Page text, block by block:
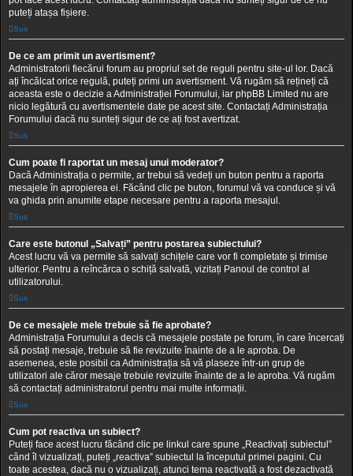
puteți atașa fișiere.
Sus
De ce am primit un avertisment?
Administratorii fiecărui forum au propriul set de reguli pentru site-ul lor. Dacă
ați încălcat orice regulă, puteți primi un avertisment. Vă rugăm să rețineți că
aceasta este o decizie a Administrației Forumului, iar phpBB Limited nu are
nicio legătură cu avertismentele date pe acest site. Contactați Administrația
Forumului dacă nu sunteți sigur de ce ați fost avertizat.
Sus
Cum poate fi raportat un mesaj unui moderator?
Dacă Administrația o permite, ar trebui să vedeți un buton pentru a raporta
mesajele în apropierea ei. Făcând clic pe buton, forumul vă va conduce și vă
va ghida prin anumite etape necesare pentru a raporta mesajul.
Sus
Care este butonul „Salvați” pentru postarea subiectului?
Acest lucru vă va permite să salvați schițele care vor fi completate și trimise
ulterior. Pentru a reîncărca o schiță salvată, vizitați Panoul de control al
utilizatorului.
Sus
De ce mesajele mele trebuie să fie aprobate?
Administrația Forumului a decis că mesajele postate pe forum, în care încercați
să postați mesaje, trebuie să fie revizuite înainte de a le aproba. De
asemenea, este posibil ca Administrația să vă plaseze într-un grup de
utilizatori ale căror mesaje trebuie revizuite înainte de a le aproba. Vă rugăm
să contactați administratorul pentru mai multe informații.
Sus
Cum pot reactiva un subiect?
Puteți face acest lucru făcând clic pe linkul care spune „Reactivați subiectul”
când îl vizualizați, puteți „reactiva” subiectul la începutul primei pagini. Cu
toate acestea, dacă nu o vizualizați, atunci tema reactivată a fost dezactivată